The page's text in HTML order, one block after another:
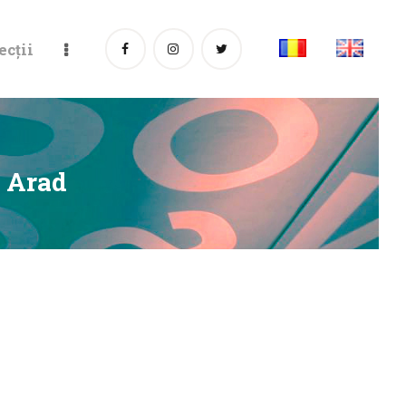
Arad